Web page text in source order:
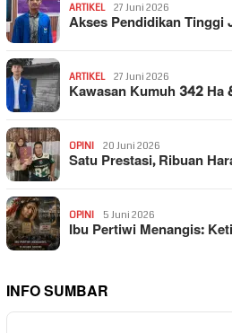
ARTIKEL 27 Juni 2026
Akses Pendidikan Tinggi
ARTIKEL 27 Juni 2026
Kawasan Kumuh 342
OPINI 20 Juni 2026
Satu Prestasi, Ribuan
OPINI 5 Juni 2026
Ibu Pertiwi Menangis:
INFO SUMBAR